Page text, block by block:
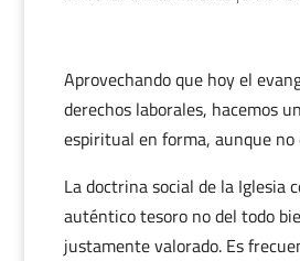
Aprovechando que hoy el
derechos laborales, hacemos
espiritual en forma, aunque no
La doctrina social de la Iglesia
auténtico tesoro no del todo
justamente valorado. Es